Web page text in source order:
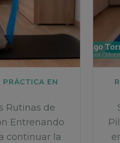
EN
Rutinas de
Entrenando
continuar la